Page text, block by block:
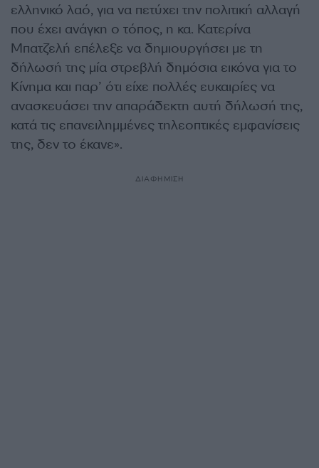
ελληνικό λαό, για να πετύχει την πολιτική αλλαγή
που έχει ανάγκη ο τόπος, η κα. Κατερίνα
Μπατζελή επέλεξε να δημιουργήσει με τη
δήλωσή της μία στρεβλή δημόσια εικόνα για το
Κίνημα και παρ’ ότι είχε πολλές ευκαιρίες να
ανασκευάσει την απαράδεκτη αυτή δήλωσή της,
κατά τις επανειλημμένες τηλεοπτικές εμφανίσεις
της, δεν το έκανε».
ΔΙΑΦΗΜΙΣΗ